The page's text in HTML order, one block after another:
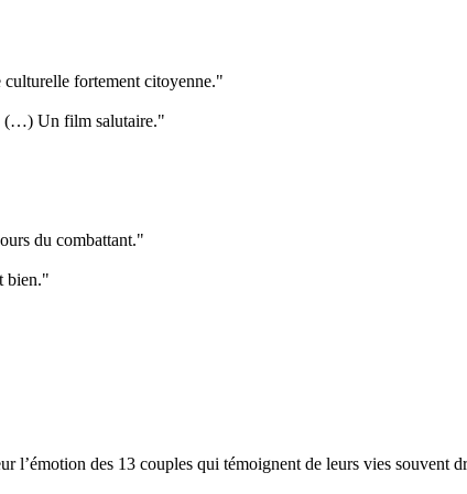
culturelle fortement citoyenne."
(…) Un film salutaire."
du combattant."
bien."
l’émotion des 13 couples qui témoignent de leurs vies souvent